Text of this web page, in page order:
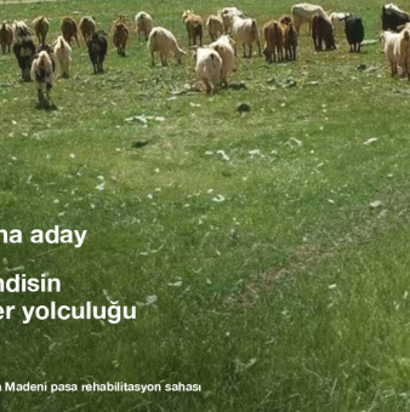
aday
yolculuğu
pasa rehabilitasyon sahası